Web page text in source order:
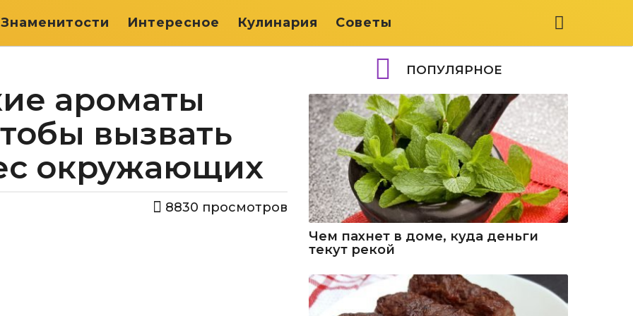
Знаменитости Интересное Кулинария Советы
ароматы
вызвать
окружающих
8830 просмотров
ПОПУЛЯРНОЕ
Чем пахнет в доме, куда деньги
текут рекой